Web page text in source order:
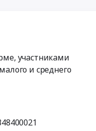
участниками
и среднего